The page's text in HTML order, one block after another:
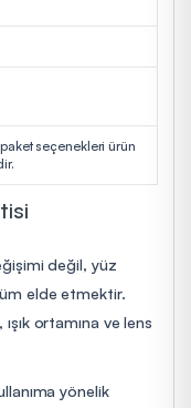
seçenekleri ürün
değil, yüz
elde etmektir.
ortamına ve lens
yönelik